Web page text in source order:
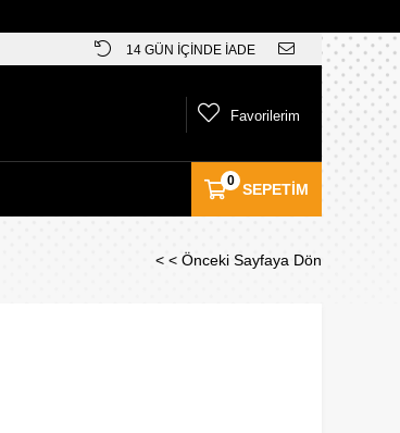
14 GÜN İÇİNDE İADE
SEPETIM
0
Favorilerim
< < Önceki Sayfaya Dön